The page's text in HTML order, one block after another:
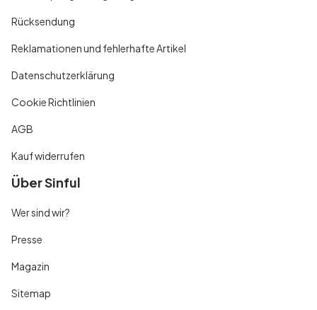
Rücksendung
Reklamationen und fehlerhafte Artikel
Datenschutzerklärung
Cookie Richtlinien
AGB
Kauf widerrufen
Über Sinful
Wer sind wir?
Presse
Magazin
Sitemap